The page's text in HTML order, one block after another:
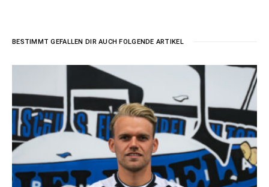
BESTIMMT GEFALLEN DIR AUCH FOLGENDE ARTIKEL